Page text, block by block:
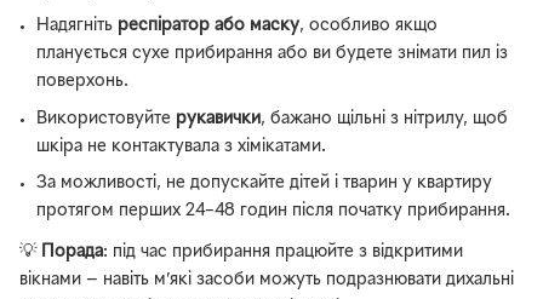
Надягніть респіратор або маску, особливо якщо
планується сухе прибирання або ви будете знімати пил із
поверхонь.
Використовуйте рукавички, бажано щільні з нітрилу, щоб
шкіра не контактувала з хімікатами.
За можливості, не допускайте дітей і тварин у квартиру
протягом перших 24–48 годин після початку прибирання.
💡 Порада: під час прибирання працюйте з відкритими
вікнами — навіть м’які засоби можуть подразнювати дихальні